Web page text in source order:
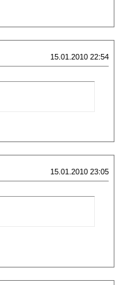
15.01.2010 22:54
15.01.2010 23:05